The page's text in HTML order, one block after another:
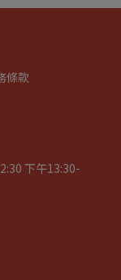
條款
下午13:30-